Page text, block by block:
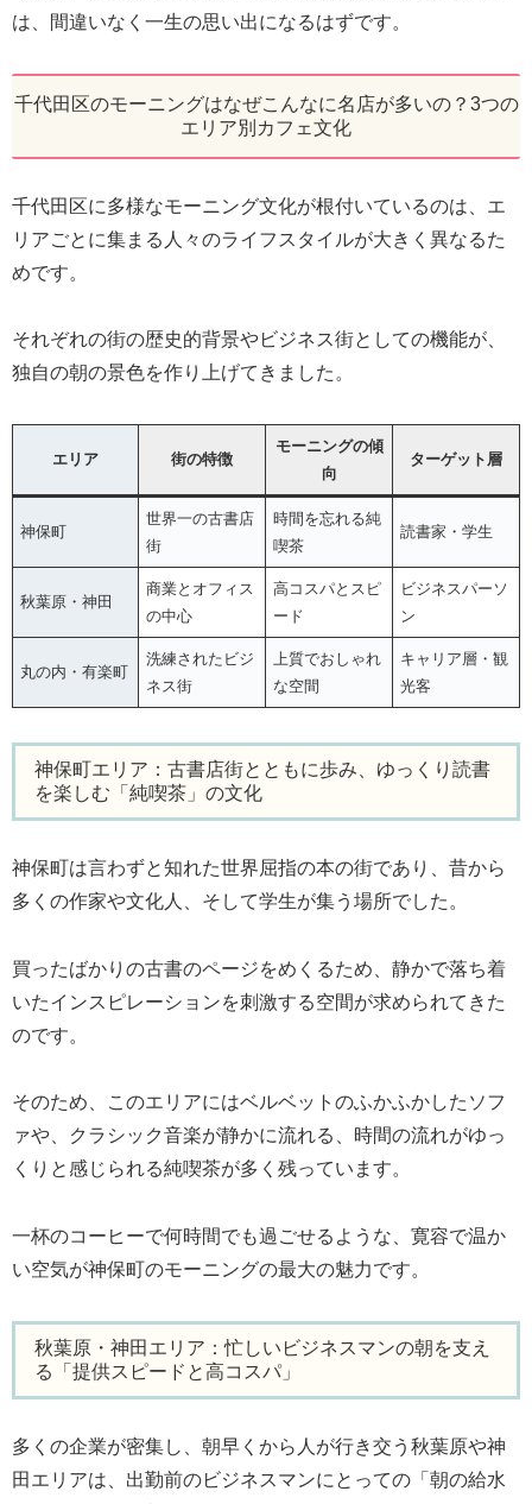
は、間違いなく一生の思い出になるはずです。
千代田区のモーニングはなぜこんなに名店が多いの？3つの
エリア別カフェ文化
千代田区に多様なモーニング文化が根付いているのは、エ
リアごとに集まる人々のライフスタイルが大きく異なるた
めです。
それぞれの街の歴史的背景やビジネス街としての機能が、
独自の朝の景色を作り上げてきました。
エリア 街の特徴
モーニングの傾
向
ターゲット層
神保町
世界一の古書店
街
時間を忘れる純
喫茶
読書家・学生
秋葉原・神田
商業とオフィス
の中心
高コスパとスピ
ード
ビジネスパーソ
ン
丸の内・有楽町
洗練されたビジ
ネス街
上質でおしゃれ
な空間
キャリア層・観
光客
神保町エリア：古書店街とともに歩み、ゆっくり読書
を楽しむ「純喫茶」の文化
神保町は言わずと知れた世界屈指の本の街であり、昔から
多くの作家や文化人、そして学生が集う場所でした。
買ったばかりの古書のページをめくるため、静かで落ち着
いたインスピレーションを刺激する空間が求められてきた
のです。
そのため、このエリアにはベルベットのふかふかしたソフ
ァや、クラシック音楽が静かに流れる、時間の流れがゆっ
くりと感じられる純喫茶が多く残っています。
一杯のコーヒーで何時間でも過ごせるような、寛容で温か
い空気が神保町のモーニングの最大の魅力です。
秋葉原・神田エリア：忙しいビジネスマンの朝を支え
る「提供スピードと高コスパ」
多くの企業が密集し、朝早くから人が行き交う秋葉原や神
田エリアは、出勤前のビジネスマンにとっての「朝の給水